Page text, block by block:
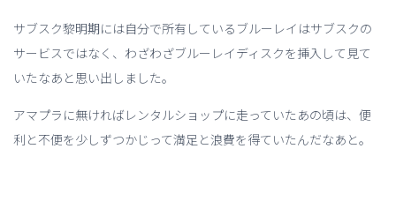
サブスク黎明期には自分で所有しているブルーレイはサブスクの
サービスではなく、わざわざブルーレイディスクを挿入して見て
いたなあと思い出しました。
アマプラに無ければレンタルショップに走っていたあの頃は、便
利と不便を少しずつかじって満足と浪費を得ていたんだなあと。